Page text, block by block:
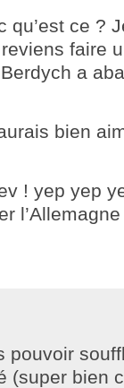
qu’est ce ?
faire
a
bien
! yep yep
pouvoir
(super bien